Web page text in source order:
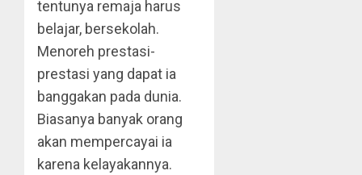
tentunya remaja harus
belajar, bersekolah.
Menoreh prestasi-
prestasi yang dapat ia
banggakan pada dunia.
Biasanya banyak orang
akan mempercayai ia
karena kelayakannya.